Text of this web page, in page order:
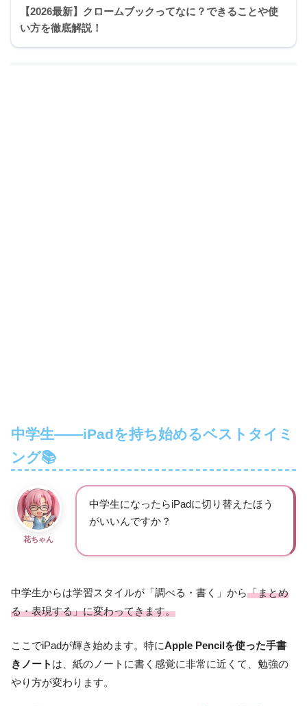
【2026最新】クロームブックってなに？できることや使
い方を徹底解説！
中学生——iPadを持ち始めるベストタイミ
ング📚
花ちゃん
中学生になったらiPadに切り替えたほう
がいいんですか？
中学生からは学習スタイルが「調べる・書く」から「まとめ
る・表現する」に変わってきます。
ここでiPadが輝き始めます。特にApple Pencilを使った手書
きノート は、紙のノートに書く感覚に非常に近くて、勉強の
やり方が変わります。